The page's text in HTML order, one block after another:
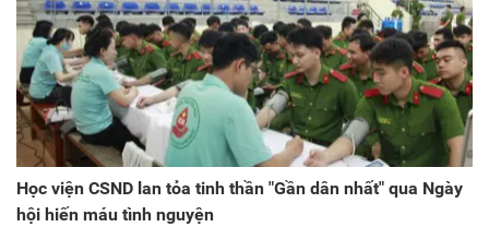
Học viện CSND lan tỏa tinh thần "Gần dân nhất" qua Ngày
hội hiến máu tình nguyện